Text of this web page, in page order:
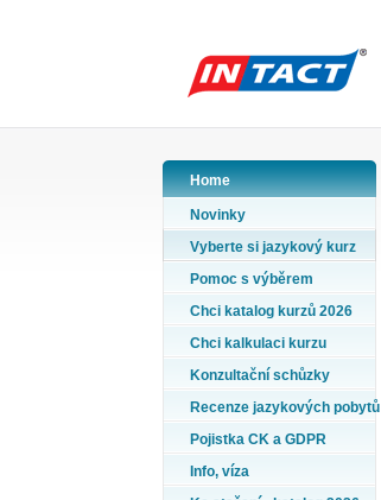
Home
Novinky
Vyberte si jazykový kurz
Pomoc s výběrem
Chci katalog kurzů 2026
Chci kalkulaci kurzu
Konzultační schůzky
Recenze jazykových pobytů
Pojistka CK a GDPR
Info, víza